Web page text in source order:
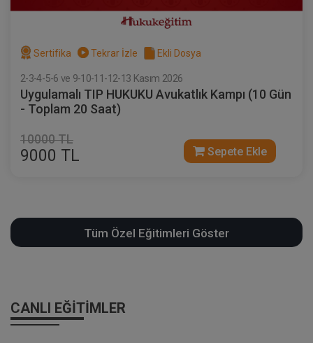
Sertifika Tekrar İzle Ekli Dosya
2-3-4-5-6 ve 9-10-11-12-13 Kasım 2026
Uygulamalı TIP HUKUKU Avukatlık Kampı (10 Gün
- Toplam 20 Saat)
10000 TL
9000 TL Sepete Ekle
Tüm Özel Eğitimleri Göster
CANLI EĞITIMLER